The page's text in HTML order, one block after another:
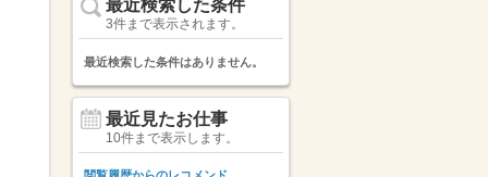
最近検索した条件
3件まで表示されます。
最近検索した条件はありません。
最近見たお仕事
10件まで表示します。